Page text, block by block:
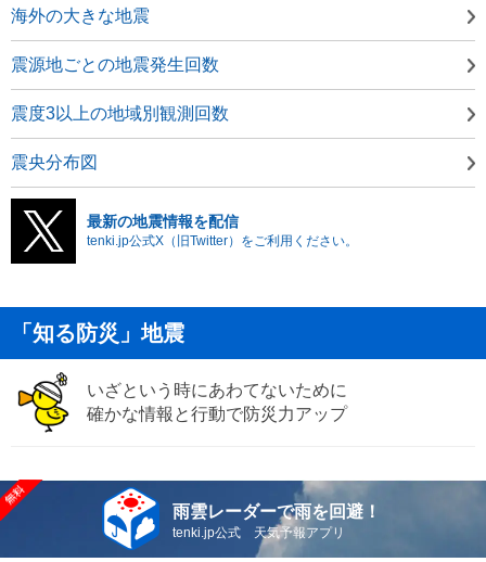
海外の大きな地震
震源地ごとの地震発生回数
震度3以上の地域別観測回数
震央分布図
最新の地震情報を配信
tenki.jp公式X（旧Twitter）をご利用ください。
「知る防災」地震
いざという時にあわてないために
確かな情報と行動で防災力アップ
雨雲レーダーで雨を回避！
tenki.jp公式 天気予報アプリ